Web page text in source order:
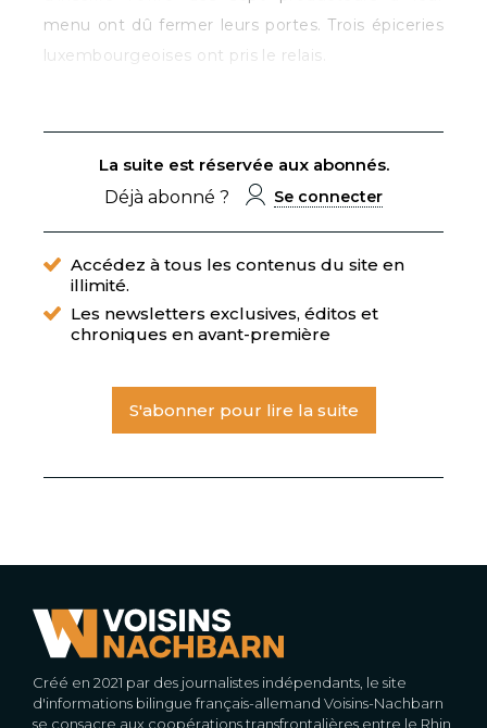
menu ont dû fermer leurs portes. Trois épiceries
luxembourgeoises ont pris le relais.
La suite est réservée aux abonnés.
Déjà abonné ?
Se connecter
Accédez à tous les contenus du site en
illimité.
Les newsletters exclusives, éditos et
chroniques en avant-première
S'abonner pour lire la suite
Créé en 2021 par des journalistes indépendants, le site
d'informations bilingue français-allemand Voisins-Nachbarn
se consacre aux coopérations transfrontalières entre le Rhin